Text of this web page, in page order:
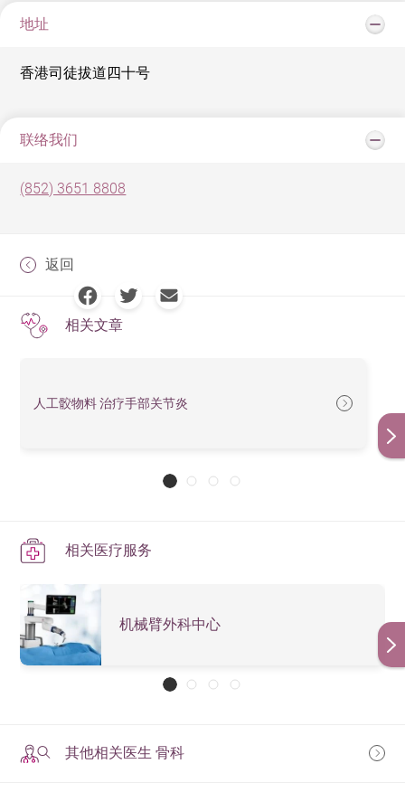
地址
香港司徒拔道四十号
联络我们
(852) 3651 8808
返回
相关文章
人工骹物料 治疗手部关节炎
相关医疗服务
机械臂外科中心
其他相关医生 骨科